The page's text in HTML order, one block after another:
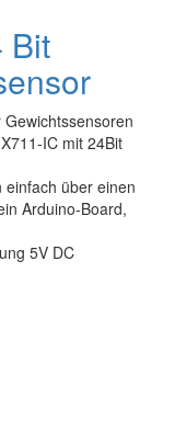
Bit
IC mit 24Bit
einfach über einen
Arduino-Board,
5V DC